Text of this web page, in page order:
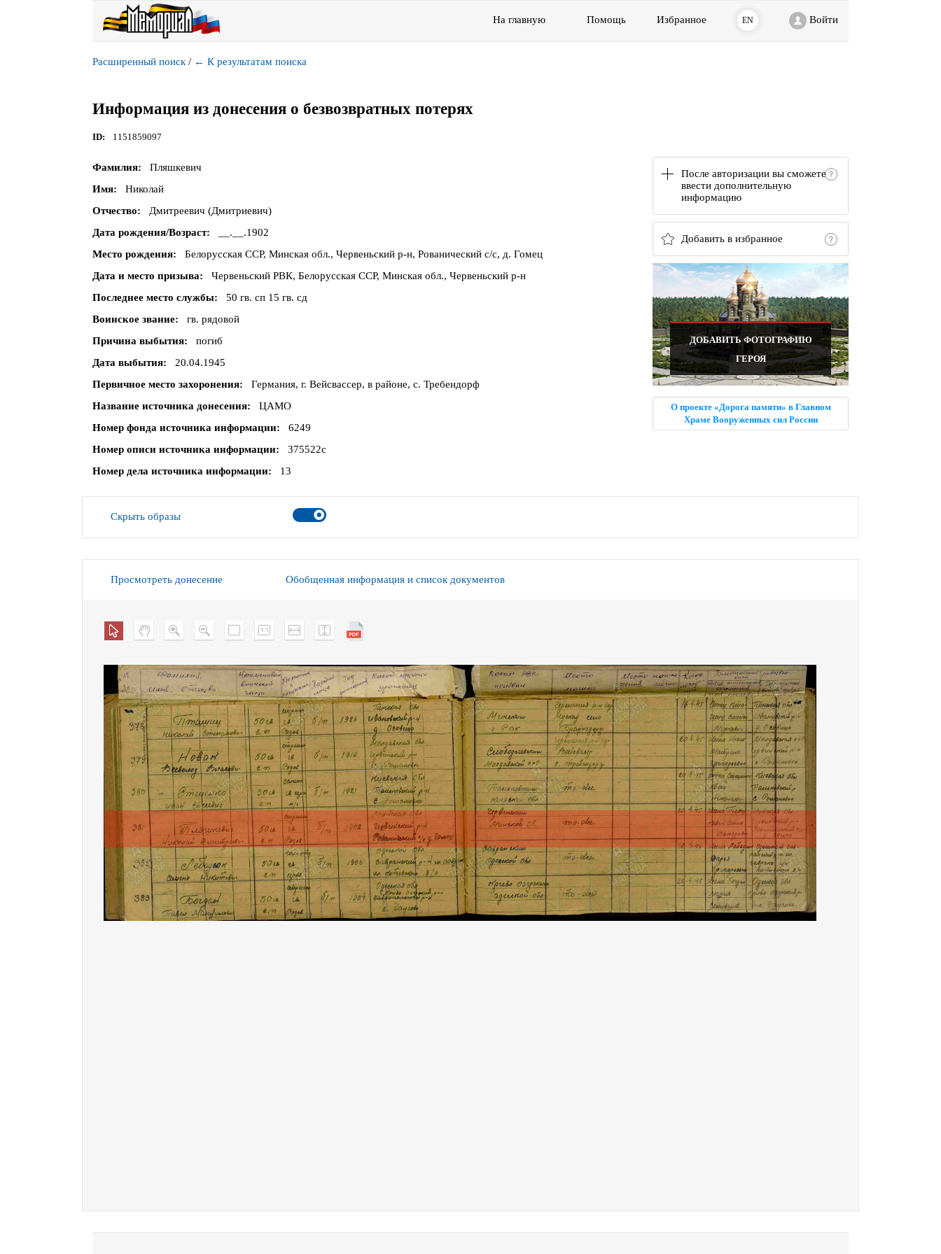
На главную Помощь Избранное EN Войти
Расширенный поиск / ← К результатам поиска
Информация из донесения о безвозвратных потерях
ID 1151859097
После авторизации вы сможете
ввести дополнительную
информацию
Добавить в избранное
ДОБАВИТЬ ФОТОГРАФИЮ
ГЕРОЯ
О проекте «Дорога памяти» в Главном
Храме Вооруженных сил России
Фамилия
Пляшкевич
Имя
Николай
Отчество
Дмитреевич (Дмитриевич)
Дата рождения/Возраст
__.__.1902
Место рождения
Белорусская ССР, Минская обл., Червеньский р-н, Рованический с/с, д. Гомец
Дата и место призыва
Червеньский РВК, Белорусская ССР, Минская обл., Червеньский р-н
Последнее место службы
50 гв. сп 15 гв. сд
Воинское звание
гв. рядовой
Причина выбытия
погиб
Дата выбытия
20.04.1945
Первичное место захоронения
Германия, г. Вейсвассер, в районе, с. Требендорф
Название источника донесения
ЦАМО
Номер фонда источника информации
6249
Номер описи источника информации
375522с
Номер дела источника информации
13
Скрыть образы
Просмотреть донесение Обобщенная информация и список документов